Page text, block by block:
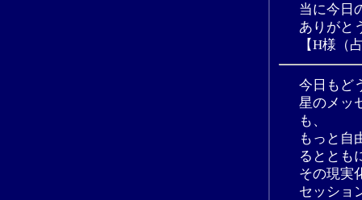
当に今日
ありがと
【H様（
今日もど
星のメッ
も、
もっと自
るととも
その現実
セッショ